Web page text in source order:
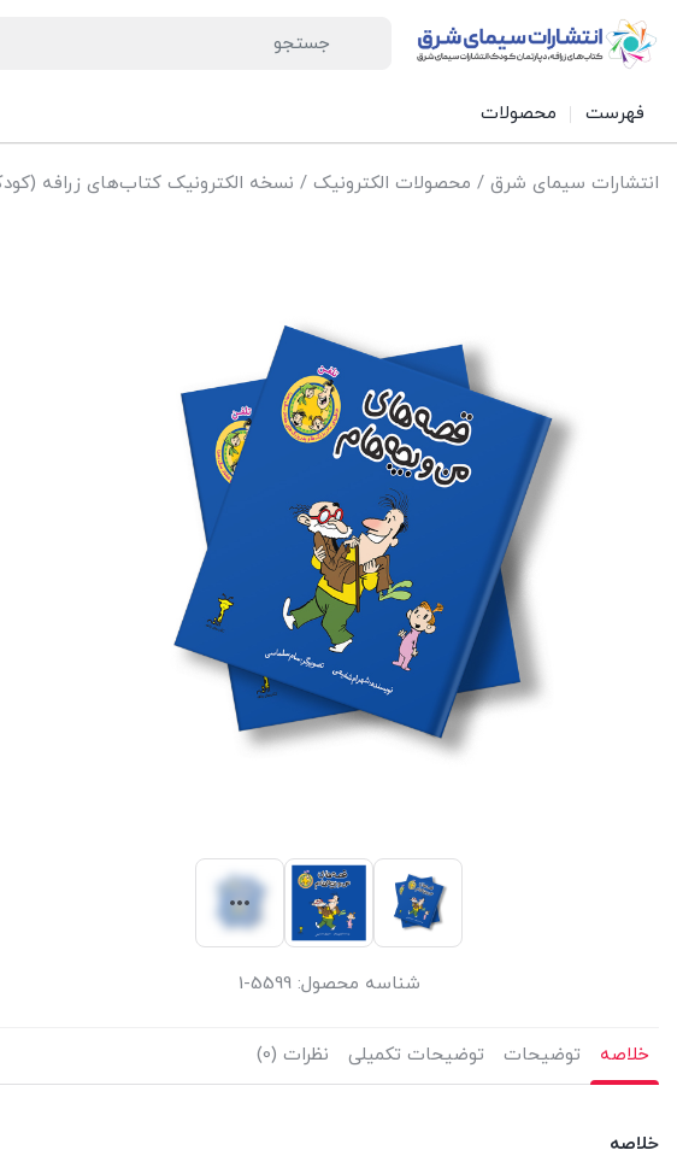
فهرست محصولات
انتشارات سیمای شرق / محصولات الکترونیک / نسخه الکترونیک کتاب‌های زرافه
شناسه محصول:5599-1
خلاصه توضیحات توضیحات تکمیلی نظرات (0)
خلاصه